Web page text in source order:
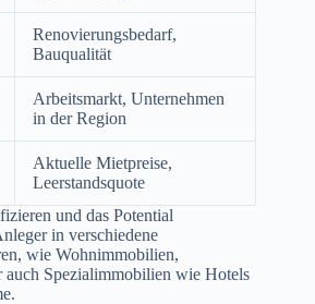
Renovierungsbedarf,
Bauqualität
Arbeitsmarkt, Unternehmen
in der Region
Aktuelle Mietpreise,
Leerstandsquote
und das Potential
in verschiedene
wie Wohnimmobilien,
Spezialimmobilien wie Hotels